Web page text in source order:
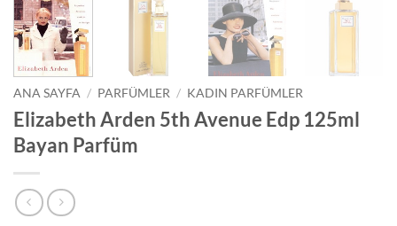
ANA SAYFA / PARFÜMLER / KADIN PARFÜMLER
Elizabeth Arden 5th Avenue Edp 125ml
Bayan Parfüm